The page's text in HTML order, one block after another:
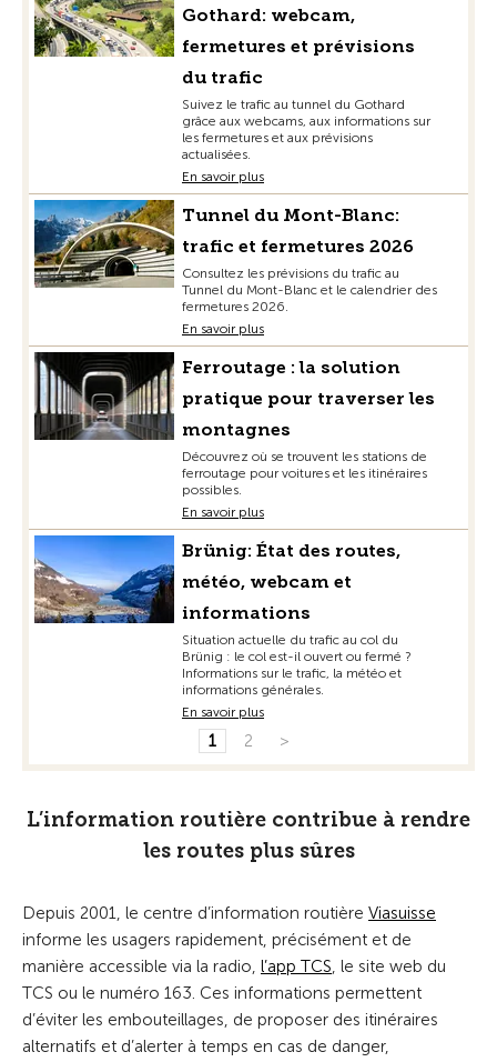
Gothard: webcam,
fermetures et prévisions
du trafic
Suivez le trafic au tunnel du Gothard
grâce aux webcams, aux informations sur
les fermetures et aux prévisions
actualisées.
En savoir plus
Tunnel du Mont-Blanc:
trafic et fermetures 2026
Consultez les prévisions du trafic au
Tunnel du Mont-Blanc et le calendrier des
fermetures 2026.
En savoir plus
Ferroutage : la solution
pratique pour traverser les
montagnes
Découvrez où se trouvent les stations de
ferroutage pour voitures et les itinéraires
possibles.
En savoir plus
Brünig: État des routes,
météo, webcam et
informations
Situation actuelle du trafic au col du
Brünig : le col est-il ouvert ou fermé ?
Informations sur le trafic, la météo et
informations générales.
En savoir plus
1 2 >
L’information routière contribue à rendre
les routes plus sûres
Depuis 2001, le centre d’information routière Viasuisse
informe les usagers rapidement, précisément et de
manière accessible via la radio, l’app TCS, le site web du
TCS ou le numéro 163. Ces informations permettent
d’éviter les embouteillages, de proposer des itinéraires
alternatifs et d’alerter à temps en cas de danger,